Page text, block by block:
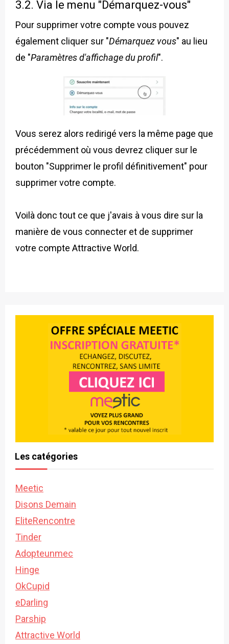
3.2. Via le menu "Démarquez-vous"
Pour supprimer votre compte vous pouvez
également cliquer sur "Démarquez vous" au lieu
de "Paramètres d'affichage du profil".
Vous serez alors redirigé vers la même page que
précédemment où vous devrez cliquer sur le
bouton "Supprimer le profil définitivement" pour
supprimer votre compte.
Voilà donc tout ce que j'avais à vous dire sur la
manière de vous connecter et de supprimer
votre compte Attractive World.
Les catégories
Meetic
Disons Demain
EliteRencontre
Tinder
Adopteunmec
Hinge
OkCupid
eDarling
Parship
Attractive World